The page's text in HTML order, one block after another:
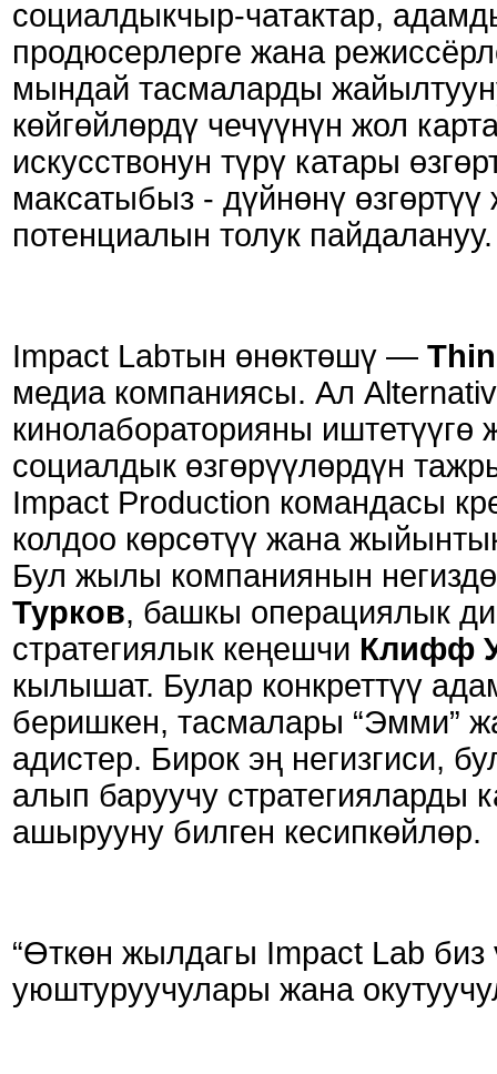
социалдыкчыр-чатактар,
продюсерлерге жана
мындай тасмаларды
көйгөйлөрдү чечүүнүн жол
искусствонун түрү катары
максатыбыз - дүйнөнү
потенциалын толук пайдалануу.
Impact Labтын өнөктөшү —
медиа компаниясы. Ал
кинолабораторияны иштетүүгө
социалдык өзгөрүүлөрдүн
Impact Production командасы
колдоо көрсөтүү жана
Бул жылы компаниянын
Турков, башкы операциялык
стратегиялык кеңешчи Клифф
кылышат. Булар конкреттүү
беришкен, тасмалары “Эмми”
адистер. Бирок эң негизгиси,
алып баруучу стратегияларды
ашырууну билген кесипкөйлөр.
“Өткөн жылдагы Impact Lab
уюштуруучулары жана